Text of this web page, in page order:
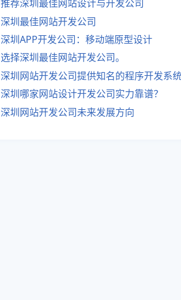
推荐深圳最佳网站设计与开发公司
深圳最佳网站开发公司
深圳APP开发公司：移动端原型设计
选择深圳最佳网站开发公司。
深圳网站开发公司提供知名的程序开发系
深圳哪家网站设计开发公司实力靠谱？
深圳网站开发公司未来发展方向